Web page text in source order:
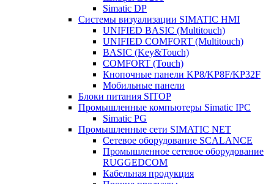
Simatic DP
Системы визуализации SIMATIC HMI
UNIFIED BASIC (Multitouch)
UNIFIED COMFORT (Multitouch)
BASIC (Key&Touch)
COMFORT (Touch)
Кнопочные панели KP8/KP8F/KP32F
Мобильные панели
Блоки питания SITOP
Промышленные компьютеры Simatic IPC
Simatic PG
Промышленные сети SIMATIC NET
Сетевое оборудование SCALANCE
Промышленное сетевое оборудование
RUGGEDCOM
Кабельная продукция